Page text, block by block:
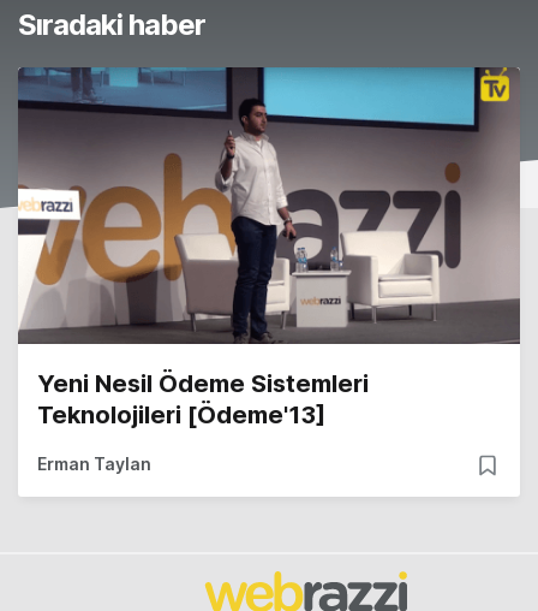
Sıradaki haber
Yeni Nesil Ödeme Sistemleri
Teknolojileri [Ödeme'13]
Erman Taylan